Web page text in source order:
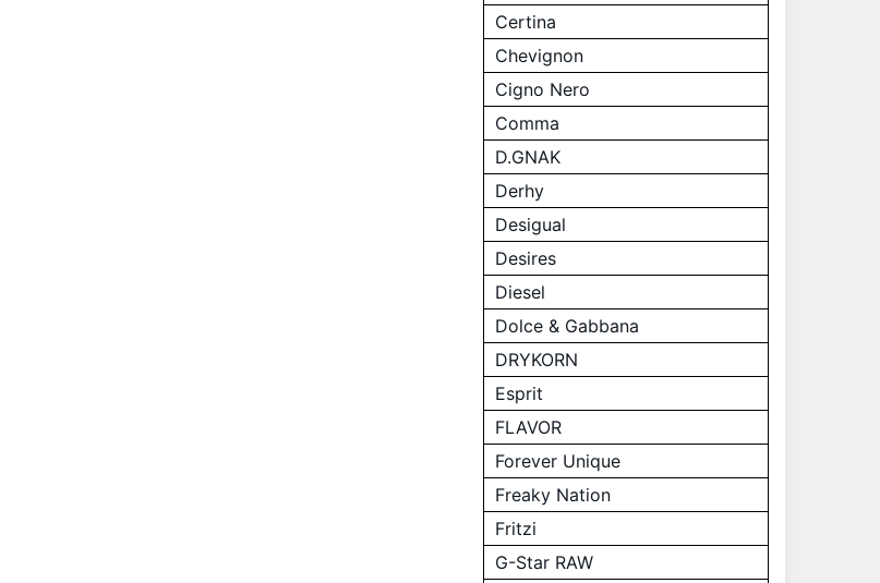
Certina
Chevignon
Cigno Nero
Comma
D.GNAK
Derhy
Desigual
Desires
Diesel
Dolce & Gabbana
DRYKORN
Esprit
FLAVOR
Forever Unique
Freaky Nation
Fritzi
G-Star RAW